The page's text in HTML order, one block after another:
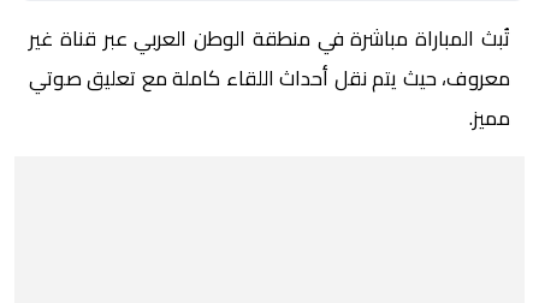
تُبث المباراة مباشرة في منطقة الوطن العربي عبر قناة غير
معروف، حيث يتم نقل أحداث اللقاء كاملة مع تعليق صوتي
مميز.